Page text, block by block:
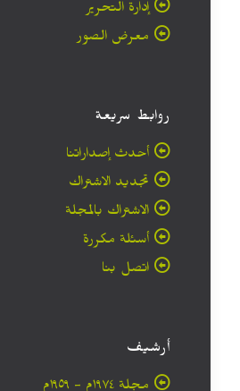
إدارة التحرير
معرض الصور
روابط سريعة
أحدث إصداراتنا
تجديد الاشتراك
الاشتراك بالمجلة
أسئلة مكررة
اتصل بنا
أرشيف